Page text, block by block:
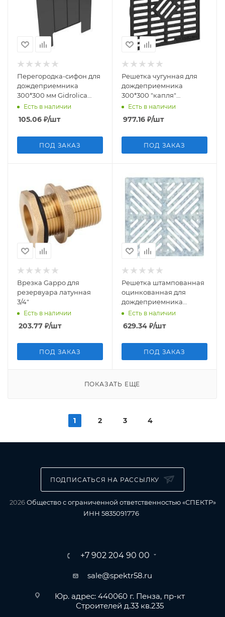
Перегородка-сифон для
дождеприемника
300*300 мм Gidrolica
(Арт. 210)
Есть в наличии
105.06 ₽/шт
ПОД ЗАКАЗ
Решетка чугунная для
дождеприемника
300*300 "капля"
Аквасток (арт.32814)
Есть в наличии
977.16 ₽/шт
ПОД ЗАКАЗ
Врезка Gappo для
резервуара латунная
3/4"
Есть в наличии
203.77 ₽/шт
ПОД ЗАКАЗ
Решетка штампованная
оцинкованная для
дождеприемника
300*300 Аквасток
(арт.32832)
Есть в наличии
629.34 ₽/шт
ПОД ЗАКАЗ
ПОКАЗАТЬ ЕЩЕ
1 2 3 4
ПОДПИСАТЬСЯ НА РАССЫЛКУ
2026Общество с ограниченной ответственностью «СПЕКТР»
ИНН 5835091776
+7 902 204 90 00
sale@spektr58.ru
Юр. адрес: 440060 г. Пенза, пр-кт
Строителей д.33 кв.235